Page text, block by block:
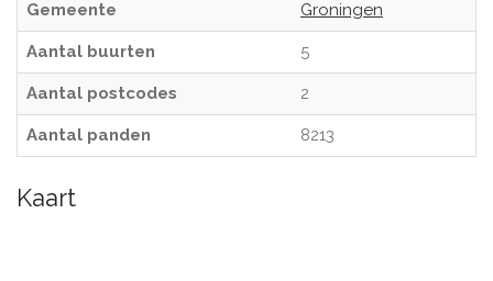
Gemeente Groningen
Aantal buurten 5
Aantal postcodes 2
Aantal panden 8213
Kaart